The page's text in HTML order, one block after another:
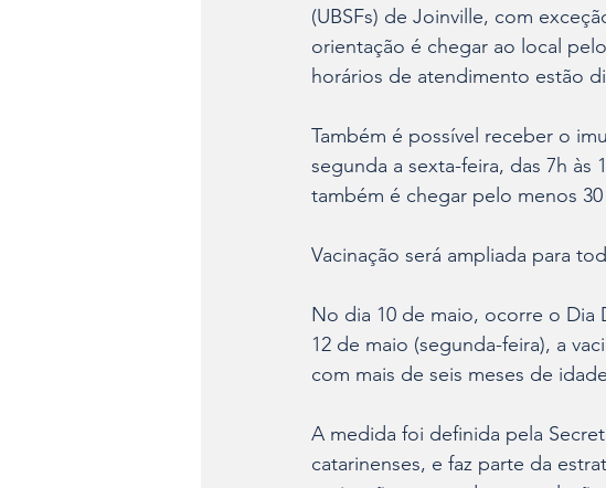
(UBSFs) de Joinville, com
orientação é chegar ao local
horários de atendimento estão
Também é possível receber o
segunda a sexta-feira, das 7h às
também é chegar pelo menos
Vacinação será ampliada para
No dia 10 de maio, ocorre o Dia
12 de maio (segunda-feira), a
com mais de seis meses de
A medida foi definida pela
catarinenses, e faz parte da